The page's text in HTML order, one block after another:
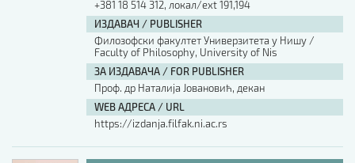
+381 18 514 312, локал/ext 191,194
ИЗДАВАЧ / PUBLISHER
Филозофски факултет Универзитета у Нишу /
Faculty of Philosophy, University of Nis
ЗА ИЗДАВАЧА / FOR PUBLISHER
Проф. др Наталија Јовановић, декан
WEB АДРЕСА / URL
https://izdanja.filfak.ni.ac.rs